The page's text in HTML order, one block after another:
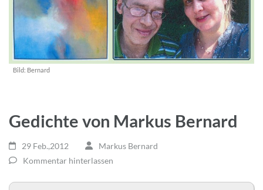
Bild: Bernard
Gedichte von Markus Bernard
29 Feb.,2012
Markus Bernard
Kommentar hinterlassen